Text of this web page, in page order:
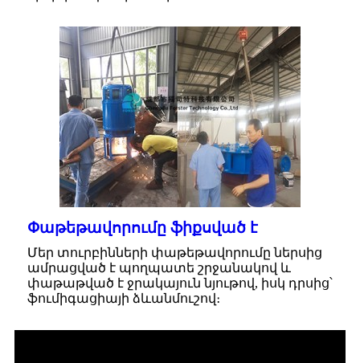
Փաթեթավորումը ֆիքսված է
Մեր տուրբինների փաթեթավորումը ներսից
ամրացված է պողպատե շրջանակով և
փաթաթված է ջրակայուն նյութով, իսկ դրսից՝
ֆումիգացիայի ձևանմուշով։